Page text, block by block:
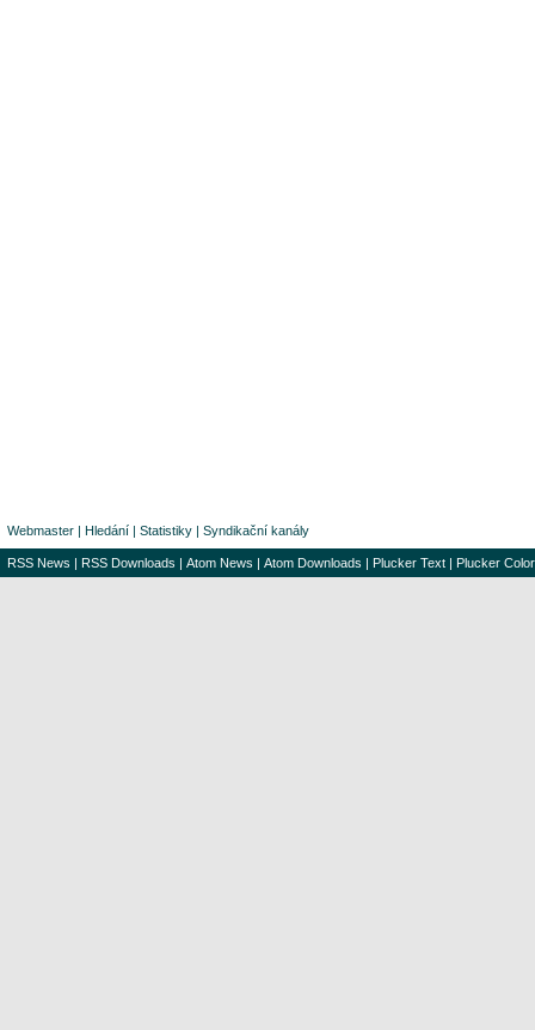
Webmaster | Hledání | Statistiky | Syndikační kanály
RSS News | RSS Downloads | Atom News | Atom Downloads | Plucker Text | Plucker Color